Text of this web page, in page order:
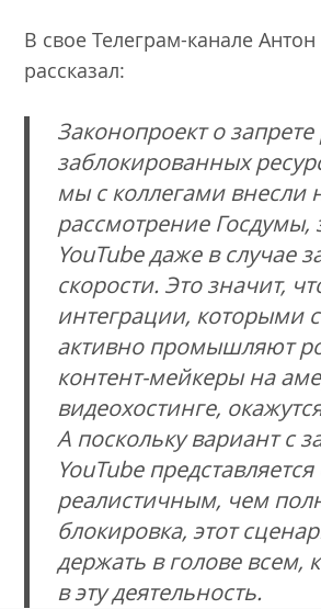
В свое Телеграм-канале Антон
рассказал:
Законопроект о
заблокированных
мы с коллегами внесли
рассмотрение Госдумы,
YouTube даже в случае
скорости. Это значит,
интеграции, которыми
активно промышляют
контент-мейкеры на
видеохостинге,
А поскольку вариант с
YouTube
реалистичным, чем
блокировка, этот
держать в голове всем,
в эту деятельность.